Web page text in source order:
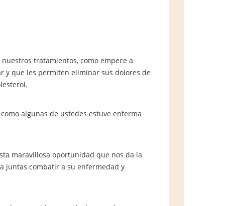
tratamientos, como empece a
y que les permiten eliminar sus dolores de
algunas de ustedes estuve enferma
maravillosa oportunidad que nos da la
juntas combatir a su enfermedad y